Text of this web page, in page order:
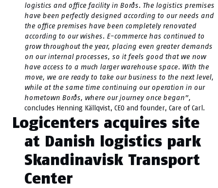
logistics and office facility in Borås. The logistics premises
have been perfectly designed according to our needs and
the office premises have been completely renovated
according to our wishes. E-commerce has continued to
grow throughout the year, placing even greater demands
on our internal processes, so it feels good that we now
have access to a much larger warehouse space. With the
move, we are ready to take our business to the next level,
while at the same time continuing our operation in our
hometown Borås, where our journey once began”,
concludes Henning Källqvist, CEO and founder, Care of Carl.
Logicenters acquires site
at Danish logistics park
Skandinavisk Transport
Center